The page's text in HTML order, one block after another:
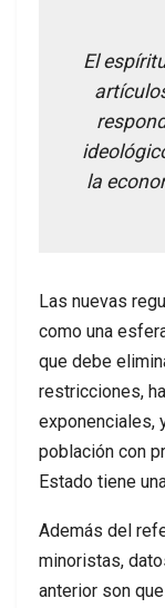
El
la
Las nuevas
como una
que debe
restricciones,
exponenciales,
población con
Estado tiene
Además del
minoristas,
anterior son